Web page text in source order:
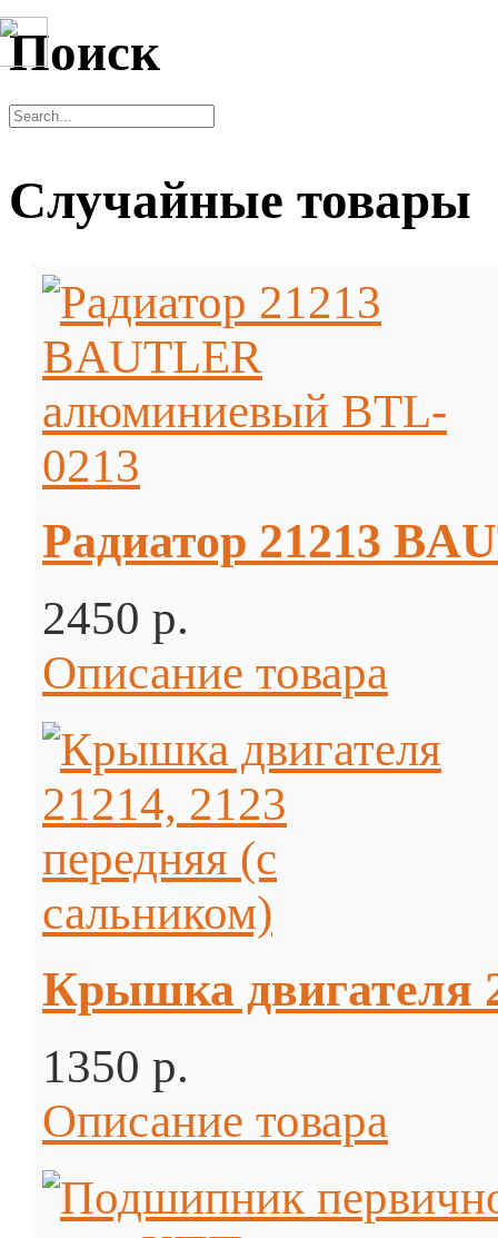
Поиск
Случайные товары
Радиатор 21213
2450 p.
Описание товара
Крышка двигателя
1350 p.
Описание товара